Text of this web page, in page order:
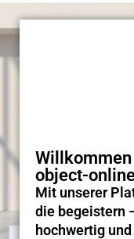
object-
Mit unserer
die begeistern
hochwertig